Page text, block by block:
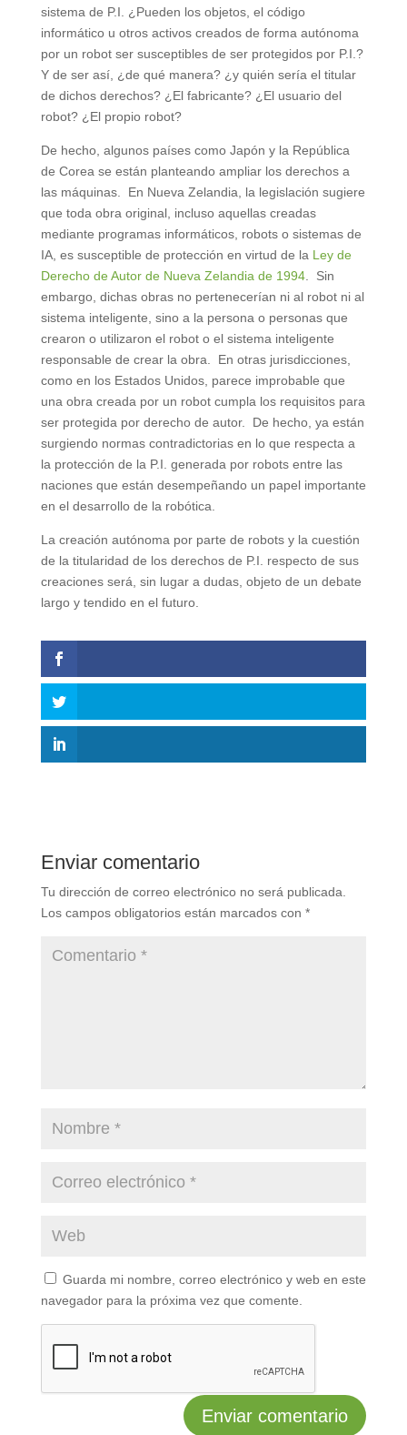
sistema de P.I. ¿Pueden los objetos, el código
informático u otros activos creados de forma autónoma
por un robot ser susceptibles de ser protegidos por P.I.?
Y de ser así, ¿de qué manera? ¿y quién sería el titular
de dichos derechos? ¿El fabricante? ¿El usuario del
robot? ¿El propio robot?
De hecho, algunos países como Japón y la República
de Corea se están planteando ampliar los derechos a
las máquinas. En Nueva Zelandia, la legislación sugiere
que toda obra original, incluso aquellas creadas
mediante programas informáticos, robots o sistemas de
IA, es susceptible de protección en virtud de la Ley de
Derecho de Autor de Nueva Zelandia de 1994. Sin
embargo, dichas obras no pertenecerían ni al robot ni al
sistema inteligente, sino a la persona o personas que
crearon o utilizaron el robot o el sistema inteligente
responsable de crear la obra. En otras jurisdicciones,
como en los Estados Unidos, parece improbable que
una obra creada por un robot cumpla los requisitos para
ser protegida por derecho de autor. De hecho, ya están
surgiendo normas contradictorias en lo que respecta a
la protección de la P.I. generada por robots entre las
naciones que están desempeñando un papel importante
en el desarrollo de la robótica.
La creación autónoma por parte de robots y la cuestión
de la titularidad de los derechos de P.I. respecto de sus
creaciones será, sin lugar a dudas, objeto de un debate
largo y tendido en el futuro.
Enviar comentario
Tu dirección de correo electrónico no será publicada.
Los campos obligatorios están marcados con *
Guarda mi nombre, correo electrónico y web en este
navegador para la próxima vez que comente.